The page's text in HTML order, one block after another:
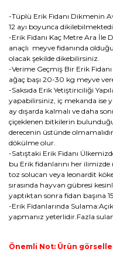
-Tüplü Erik Fidanı Dikmenin
12 ayı boyunca
-Erik Fidanı Kaç Metre Ara İle
anaçlı meyve fidanında
olacak şekilde dikebilirsiniz.
-Verime Geçmiş Bir Erik
ağaç başı 20-30 kg meyve
-Saksıda Erik Yetiştiriciliği
yapabilirsiniz, iç mekanda ise
ay dışarda kalmalı ve daha
çiçeklenen bitkilerin bulunduğu
derecenin üstünde
dökülme olur.
-Satıştaki Erik Fidanı
bu Erik fidanlarını her ilimizde
toz solucan veya leonardit
sırasında hayvan gübresi
yaptıktan sonra fidan başına
-Erik Fidanlarında
yapmanız yeterlidir.Fazla
Önemli Not: Ürün